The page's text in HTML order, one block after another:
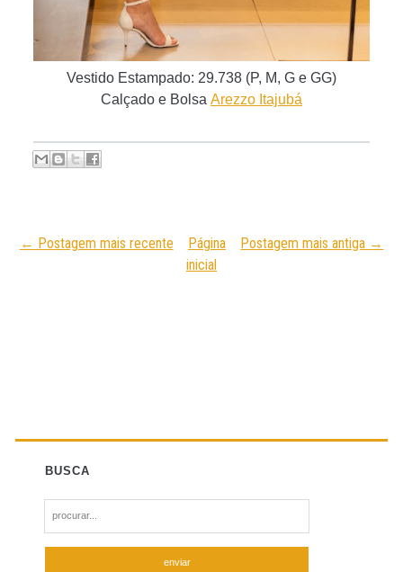
Vestido Estampado: 29.738 (P, M, G e GG)
Calçado e Bolsa Arezzo Itajubá
← Postagem mais recente Postagem mais antiga →
Página
inicial
BUSCA
e